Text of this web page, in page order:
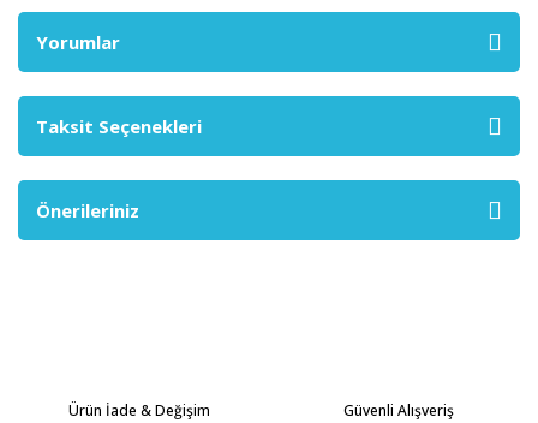
Yorumlar
Taksit Seçenekleri
Önerileriniz
Ürün İade & Değişim Güvenli Alışveriş